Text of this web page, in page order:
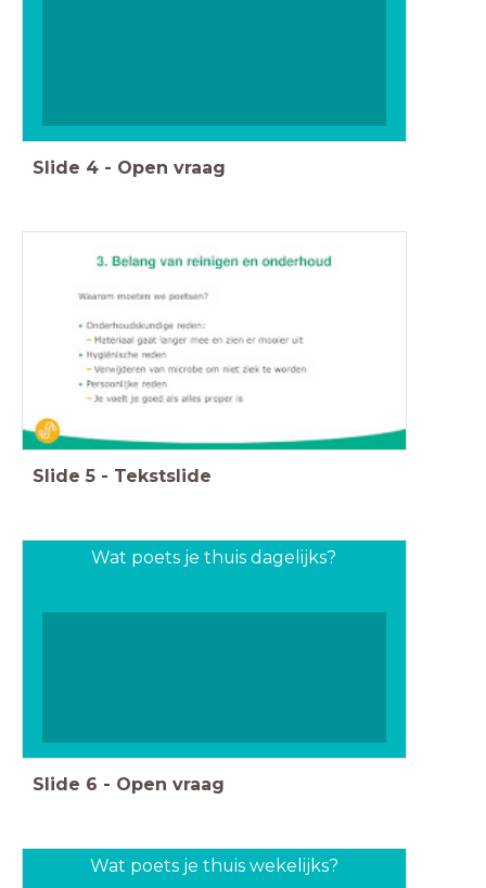
Slide 4 - Open vraag
Slide 5 - Tekstslide
Wat poets je thuis dagelijks?
Slide 6 - Open vraag
Wat poets je thuis wekelijks?